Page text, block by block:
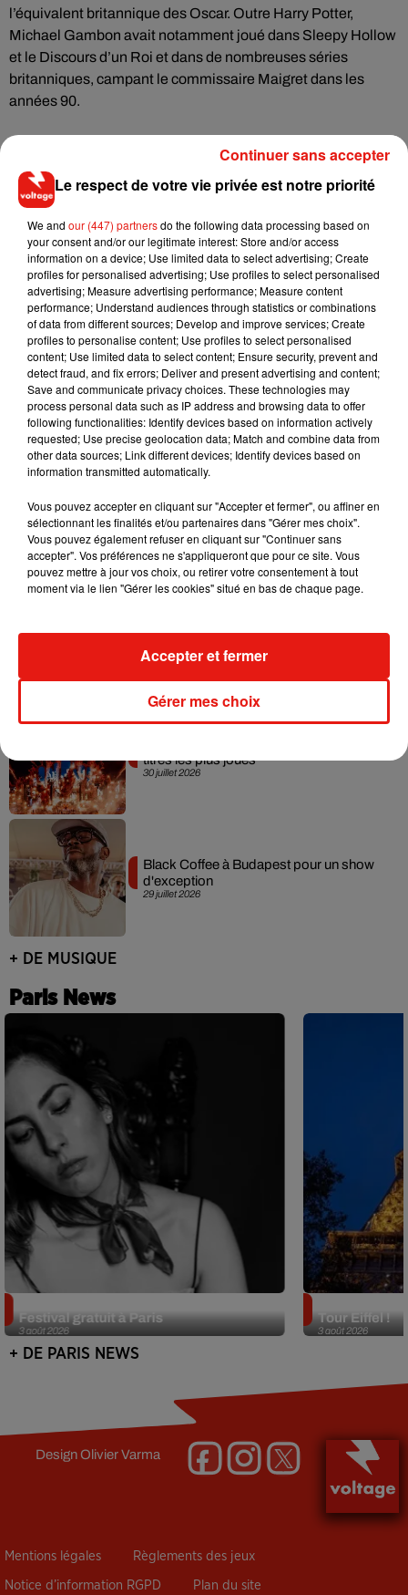
l’équivalent britannique des Oscar. Outre Harry Potter,
Michael Gambon avait notamment joué dans Sleepy Hollow
et le Discours d’un Roi et dans de nombreuses séries
britanniques, campant le commissaire Maigret dans les
années 90.
Musique
3 août 2026
Fred again.. et Latin Mafia dévoilent enfin
leur mixtape créée en...
31 juillet 2026
Swedish House Mafia et Lykke Li
dévoilent « Happiness Is So Sad »
31 juillet 2026
David Guetta et Carl Cox signent un B2B
historique à Ibiza
31 juillet 2026
Amelie Lens
30 juillet 2026
titres les plus joués
29 juillet 2026
Black Coffee à Budapest pour un show
d'exception
+ DE MUSIQUE
Paris News
3 août 2026
Festival gratuit à Paris
3 août 2026
Tour Eiffel !
+ DE PARIS NEWS
DesignOlivier Varma
Mentions légales Règlements des jeux
Notice d’information RGPD Plan du site
Le respect de votre vie privée est notre priorité
We and our (447) partnersdo the following data processing based on
your consent and/or our legitimate interest: Store and/or access
information on a device; Use limited data to select advertising; Create
profiles for personalised advertising; Use profiles to select personalised
advertising; Measure advertising performance; Measure content
performance; Understand audiences through statistics or combinations
of data from different sources; Develop and improve services; Create
profiles to personalise content; Use profiles to select personalised
content; Use limited data to select content; Ensure security, prevent and
detect fraud, and fix errors; Deliver and present advertising and content;
Save and communicate privacy choices. These technologies may
process personal data such as IP address and browsing data to offer
following functionalities: Identify devices based on information actively
requested; Use precise geolocation data; Match and combine data from
other data sources; Link different devices; Identify devices based on
information transmitted automatically.
Vous pouvez accepter en cliquant sur "Accepter et fermer", ou affiner en
sélectionnant les finalités et/ou partenaires dans "Gérer mes choix".
Vous pouvez également refuser en cliquant sur "Continuer sans
accepter". Vos préférences ne s'appliqueront que pour ce site. Vous
pouvez mettre à jour vos choix, ou retirer votre consentement à tout
moment via le lien "Gérer les cookies" situé en bas de chaque page.
Gérer mes choix
Accepter et fermer
Continuer sans accepter